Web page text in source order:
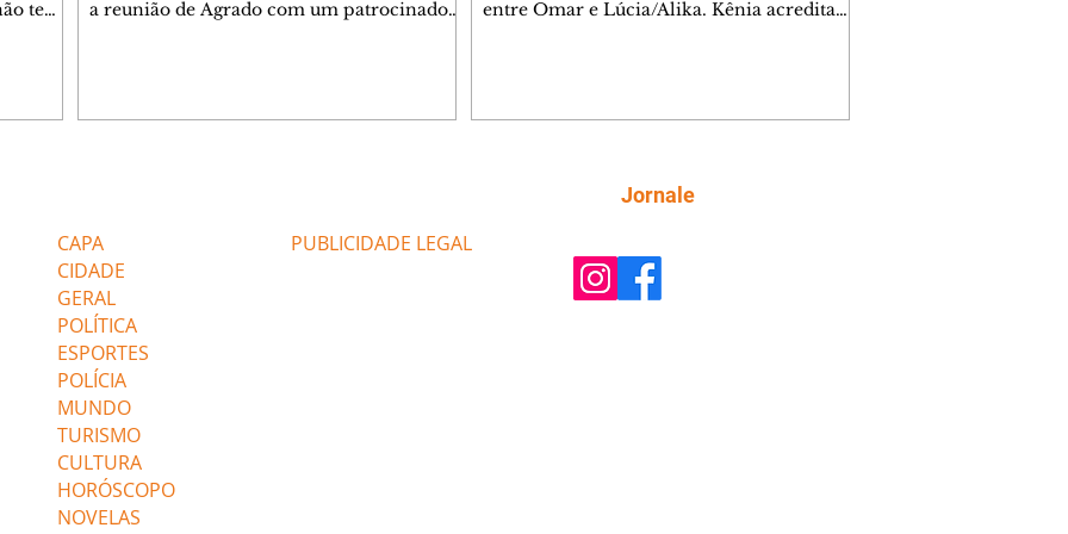
tem
de
a reunião de Agrado com um patrocinador.
termina o relacionamento dos dois.
entre Omar e Lúcia/Alika. Kênia acredita
comentam sobre a possível jazida de
tungstênio na região. Virgínia provoca
CAPA
CIDADE
GERAL
POLÍTICA
ESPORTES
POLÍCIA
MUNDO
TURISMO
CULTURA
HORÓSCOPO
NOVELAS
PUBLICIDADE LEGAL
Jornale